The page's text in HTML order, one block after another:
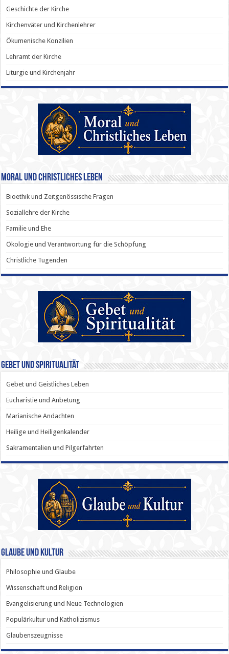
Geschichte der Kirche
Kirchenväter und Kirchenlehrer
Ökumenische Konzilien
Lehramt der Kirche
Liturgie und Kirchenjahr
Moral und Christliches Leben
Bioethik und Zeitgenössische Fragen
Soziallehre der Kirche
Familie und Ehe
Ökologie und Verantwortung für die Schöpfung
Christliche Tugenden
Gebet und Spiritualität
Gebet und Geistliches Leben
Eucharistie und Anbetung
Marianische Andachten
Heilige und Heiligenkalender
Sakramentalien und Pilgerfahrten
Glaube und Kultur
Philosophie und Glaube
Wissenschaft und Religion
Evangelisierung und Neue Technologien
Populärkultur und Katholizismus
Glaubenszeugnisse